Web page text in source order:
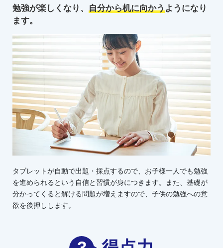
勉強が楽しくなり、 自分から机に向かうようになり
ます。
タブレットが自動で出題・採点するので、お子様一人でも勉強
を進められるという自信と習慣が身につきます。また、基礎が
分かってくると解ける問題が増えますので、子供の勉強への意
欲を後押しします。